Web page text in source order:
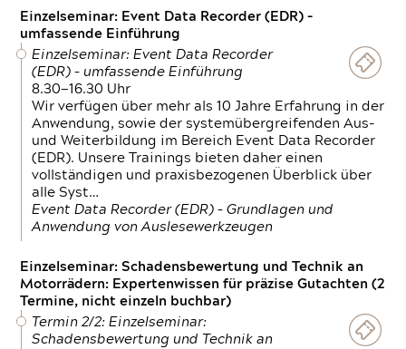
Einzelseminar: Event Data Recorder (EDR) –
umfassende Einführung
Einzelseminar: Event Data Recorder
(EDR) – umfassende Einführung
8.30—16.30 Uhr
Wir verfügen über mehr als 10 Jahre Erfahrung in der
Anwendung, sowie der systemübergreifenden Aus-
und Weiterbildung im Bereich Event Data Recorder
(EDR). Unsere Trainings bieten daher einen
vollständigen und praxisbezogenen Überblick über
alle Syst…
Event Data Recorder (EDR) – Grundlagen und
Anwendung von Auslesewerkzeugen
Einzelseminar: Schadensbewertung und Technik an
Motorrädern: Expertenwissen für präzise Gutachten (2
Termine, nicht einzeln buchbar)
Termin 2/2: Einzelseminar:
Schadensbewertung und Technik an